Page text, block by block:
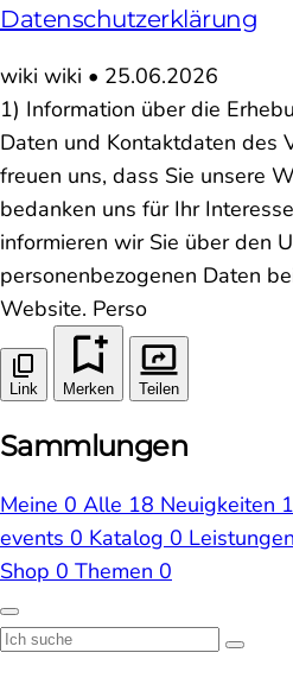
Datenschutzerklärung
wiki wiki • 25.06.2026
1) Information über die
Daten und Kontaktdaten des
freuen uns, dass Sie unsere
bedanken uns für Ihr
informieren wir Sie über den
personenbezogenen Daten
Website. Perso
Link Merken Teilen
Sammlungen
Meine 0 Alle 18 Neuigkeiten
events 0 Katalog 0 Leistungen
Shop 0 Themen 0